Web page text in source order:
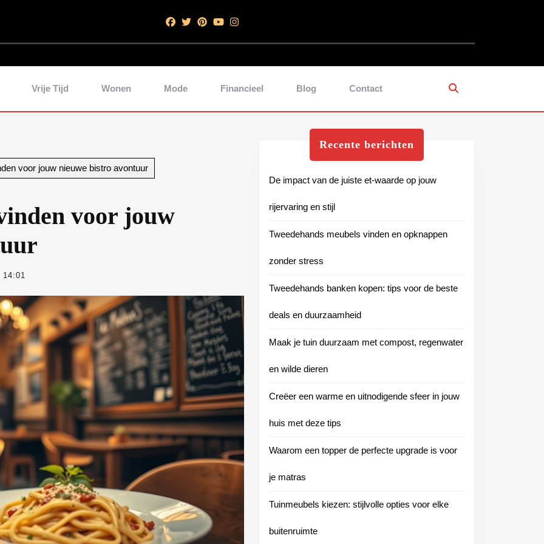
Vrije Tijd Wonen Mode Financieel Blog Contact
voor jouw nieuwe bistro avontuur
voor jouw
14:01
Recente berichten
De impact van de juiste et-waarde op jouw
rijervaring en stijl
Tweedehands meubels vinden en opknappen
zonder stress
Tweedehands banken kopen: tips voor de beste
deals en duurzaamheid
Maak je tuin duurzaam met compost, regenwater
en wilde dieren
Creëer een warme en uitnodigende sfeer in jouw
huis met deze tips
Waarom een topper de perfecte upgrade is voor
je matras
Tuinmeubels kiezen: stijlvolle opties voor elke
buitenruimte